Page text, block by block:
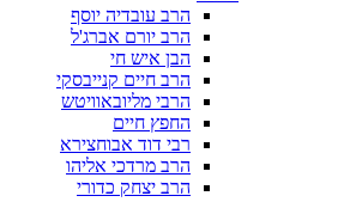
הרב עובדיה יוסף
הרב יורם אברג'ל
הבן איש חי
הרב חיים קנייבסקי
הרבי מליובאוויטש
החפץ חיים
רבי דוד אבוחצירא
הרב מרדכי אליהו
הרב יצחק כדורי